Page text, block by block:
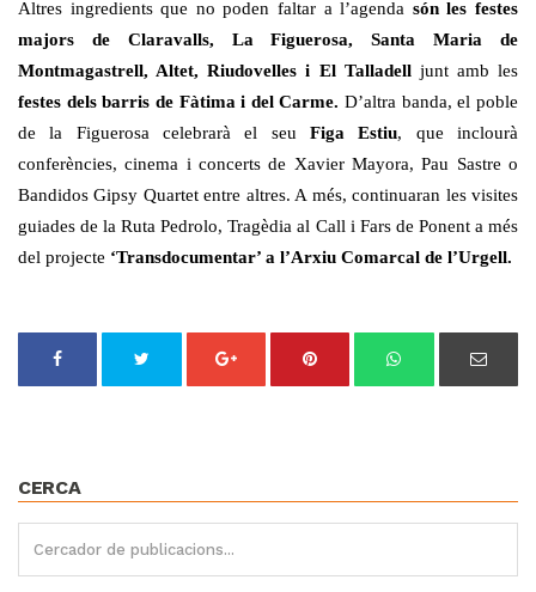
Altres ingredients que no poden faltar a l’agenda són les festes
majors de Claravalls, La Figuerosa, Santa Maria de
Montmagastrell, Altet, Riudovelles i El Talladelljunt amb les
festes dels barris de Fàtima i del Carme. D’altra banda, el poble
de la Figuerosa celebrarà el seu Figa Estiu, que inclourà
conferències, cinema i concerts de Xavier Mayora, Pau Sastre o
Bandidos Gipsy Quartet entre altres. A més, continuaran les visites
guiades de la Ruta Pedrolo, Tragèdia al Call i Fars de Ponent a més
del projecte ‘Transdocumentar’ a l’Arxiu Comarcal de l’Urgell.
CERCA